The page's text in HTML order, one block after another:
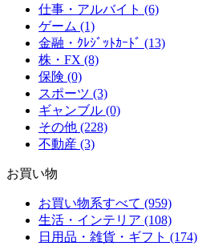
仕事・アルバイト (6)
ゲーム (1)
金融・ｸﾚｼﾞｯﾄｶｰﾄﾞ (13)
株・FX (8)
保険 (0)
スポーツ (3)
ギャンブル (0)
その他 (228)
不動産 (3)
お買い物
お買い物系すべて (959)
生活・インテリア (108)
日用品・雑貨・ギフト (174)